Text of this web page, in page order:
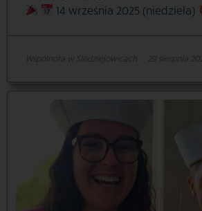
14 września 2025 (niedziela)
Wspólnota w Śledziejowicach 29 sierpnia